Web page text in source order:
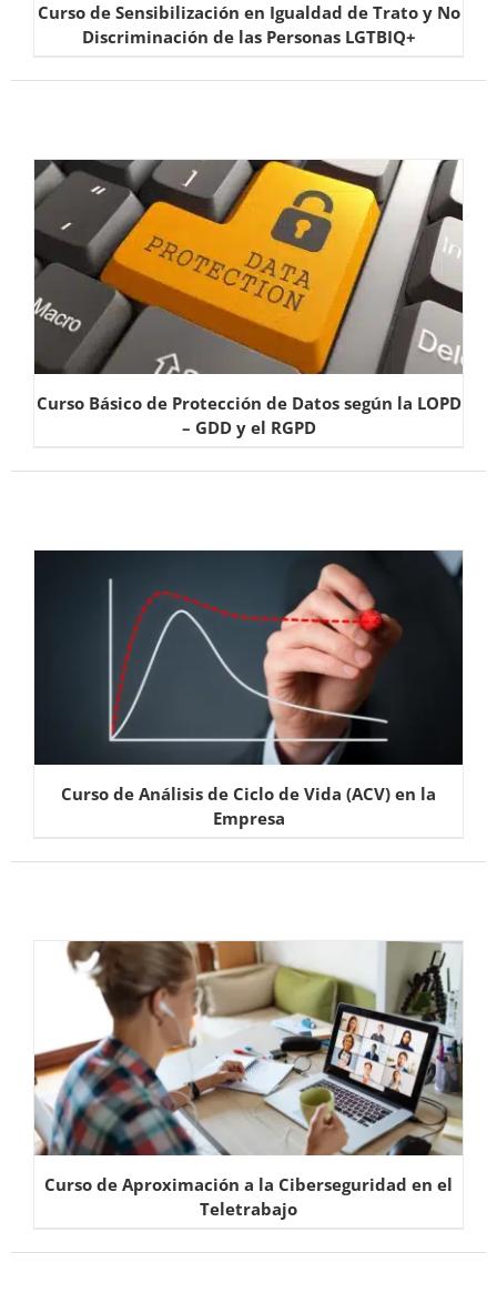
Curso de Sensibilización en Igualdad de Trato y No
Discriminación de las Personas LGTBIQ+
Curso Básico de Protección de Datos según la LOPD
– GDD y el RGPD
Curso de Análisis de Ciclo de Vida (ACV) en la
Empresa
Curso de Aproximación a la Ciberseguridad en el
Teletrabajo